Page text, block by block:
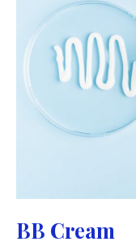
BB Cream